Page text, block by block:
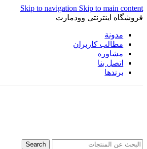
Skip to navigation Skip to main content
فروشگاه اینترنتی وودمارت
مدونة
مطالب کاربران
مشاوره
اتصل بنا
برندها
Search